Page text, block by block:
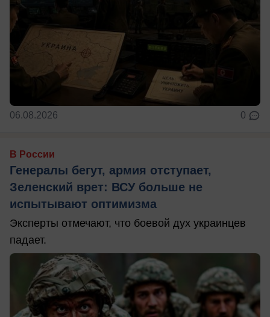
06.08.2026 0
В России
Генералы бегут, армия отступает,
Зеленский врет: ВСУ больше не
испытывают оптимизма
Эксперты отмечают, что боевой дух украинцев
падает.